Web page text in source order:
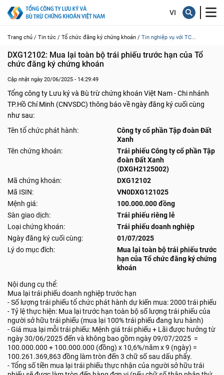
Trang chủ / Tin tức / Tổ chức đăng ký chứng khoán / Tin nghiệp vụ với TC...
DXG12102: Mua lại toàn bộ trái phiếu trước hạn của Tổ
chức đăng ký chứng khoán
Cập nhật ngày 20/06/2025 - 14:29:49
Tổng công ty Lưu ký và Bù trừ chứng khoán Việt Nam - Chi nhánh
TP.Hồ Chí Minh (CNVSDC) thông báo về ngày đăng ký cuối cùng
như sau:
Tên tổ chức phát hành:
Công ty cổ phần Tập đoàn Đất
Xanh
Tên chứng khoán:
Trái phiếu Công ty cổ phần Tập
đoàn Đất Xanh
(DXGH2125002)
Mã chứng khoán:
DXG12102
Mã ISIN:
VN0DXG121025
Mệnh giá:
100.000.000 đồng
Sàn giao dịch:
Trái phiếu riêng lẻ
Loại chứng khoán:
Trái phiếu doanh nghiệp
Ngày đăng ký cuối cùng:
01/07/2025
Lý do mục đích:
Mua lại toàn bộ trái phiếu trước
hạn của Tổ chức đăng ký chứng
khoán
Nội dung cụ thể:
Mua lại trái phiếu doanh nghiệp trước hạn
- Số lượng trái phiếu tổ chức phát hành dự kiến mua: 2000 trái phiếu
- Tỷ lệ thực hiện: Mua lại trước hạn toàn bộ số lượng trái phiếu của
người sở hữu trái phiếu (mua lại 100% trái phiếu đang lưu hành)
- Giá mua lại mỗi trái phiếu: Mệnh giá trái phiếu + Lãi được hưởng từ
ngày 30/06/2025 đến và không bao gồm ngày 09/07/2025 =
100.000.000 + 100.000.000 (đồng) x 10,6%/năm x 9 (ngày) =
100.261.369,863 đồng làm tròn đến 3 chữ số sau dấu phẩy.
- Tổng số tiền mua lại trái phiếu thực nhận của người sở hữu trái